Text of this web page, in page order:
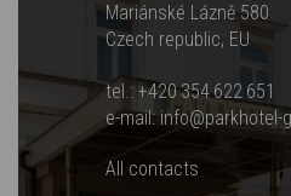
Mariánské Lázně 580
Czech republic, EU
tel.: +420 354 622 651
e-mail: info@parkhotel-
All contacts